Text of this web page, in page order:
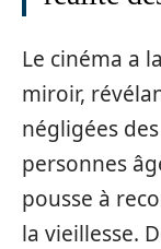
Le cinéma a
miroir,
négligées
personnes
pousse à
la vieillesse.